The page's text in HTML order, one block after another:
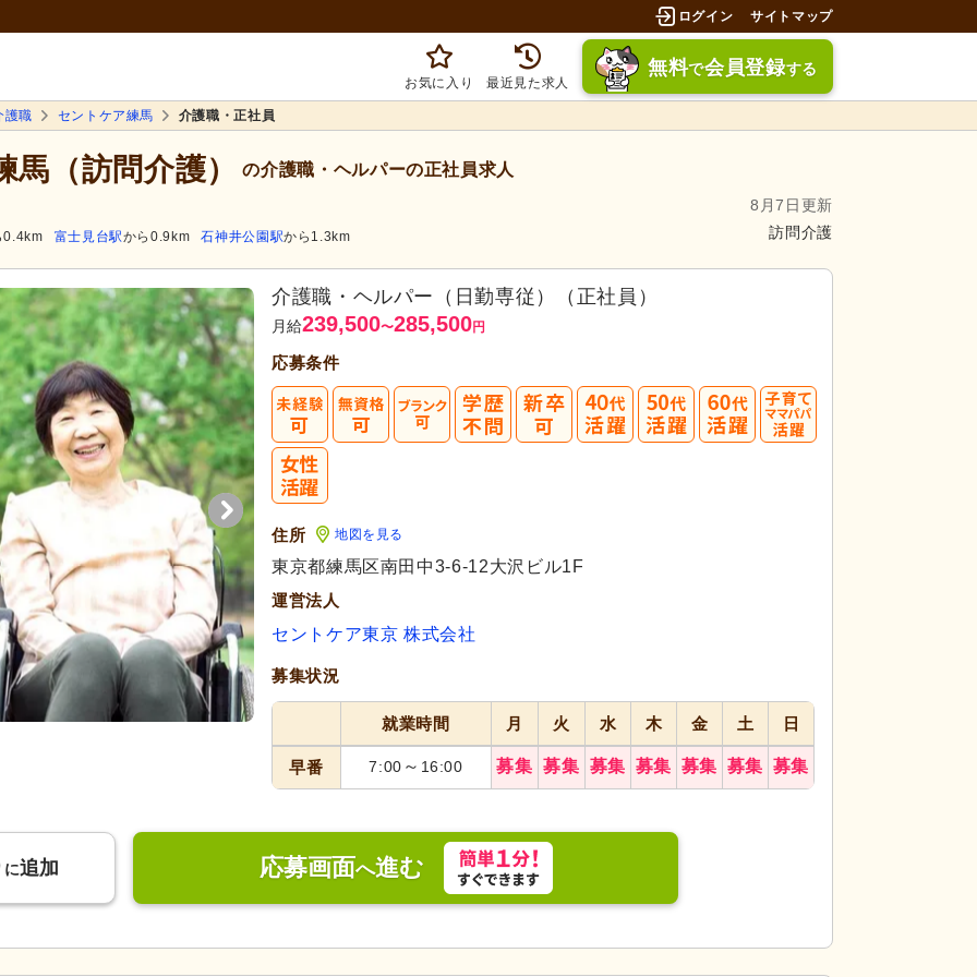
ログイン サイトマップ
お気に入り 最近見た求人
無料で会員登録する
護職 セントケア練馬 介護職・正社員
（訪問介護） の介護職・ヘルパーの正社員求人
8月7日更新
訪問介護
0.4km 富士見台駅から0.9km 石神井公園駅から1.3km
介護職・ヘルパー（日勤専従）（正社員）
月給239,500〜285,500円
応募条件
住所 地図を見る
東京都練馬区南田中3-6-12大沢ビル1F
運営法人
セントケア東京 株式会社
募集状況
就業時間 月 火 水 木 金 土 日
早番 7:00 ～ 16:00 募集 募集 募集 募集 募集 募集 募集
に追加 応募画面へ進む